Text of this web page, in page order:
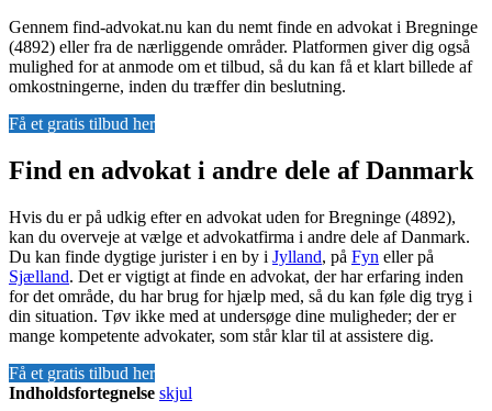
Gennem find-advokat.nu kan du nemt finde en advokat i Bregninge
(4892) eller fra de nærliggende områder. Platformen giver dig også
mulighed for at anmode om et tilbud, så du kan få et klart billede af
omkostningerne, inden du træffer din beslutning.
Få et gratis tilbud her
Find en advokat i andre dele af Danmark
Hvis du er på udkig efter en advokat uden for Bregninge (4892),
kan du overveje at vælge et advokatfirma i andre dele af Danmark.
Du kan finde dygtige jurister i en by i Jylland, på Fyn eller på
Sjælland. Det er vigtigt at finde en advokat, der har erfaring inden
for det område, du har brug for hjælp med, så du kan føle dig tryg i
din situation. Tøv ikke med at undersøge dine muligheder; der er
mange kompetente advokater, som står klar til at assistere dig.
Få et gratis tilbud her
Indholdsfortegnelse skjul